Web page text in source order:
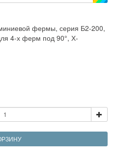
фермы, серия Б2-200,
4-х ферм под 90°, Х-